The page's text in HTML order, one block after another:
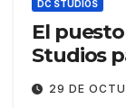
DC STUDIOS
El
Studios
29 DE